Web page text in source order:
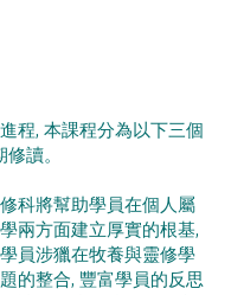
程, 本課程分為以下三個
讀。
科將幫助學員在個人屬
兩方面建立厚實的根基,
員涉獵在牧養與靈修學
的整合, 豐富學員的反思